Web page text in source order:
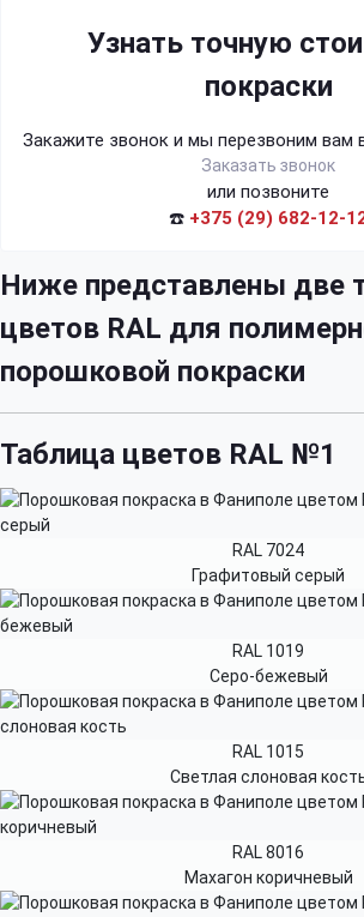
Узнать точную
покраски
Закажите звонок и мы перезвоним вам
Заказать звонок
или позвоните
☎️ +375 (29) 682-12-
Ниже представлены две
цветов RAL для
порошковой покраски
Таблица цветов RAL №1
RAL 7024
Графитовый серый
RAL 1019
Серо-бежевый
RAL 1015
Светлая слоновая
RAL 8016
Махагон коричневый